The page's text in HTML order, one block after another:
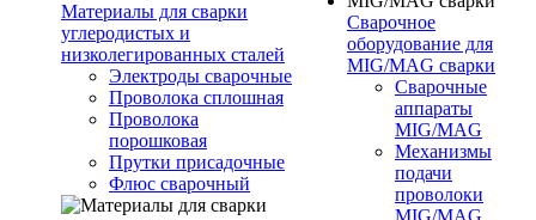
Материалы для сварки
углеродистых и
низколегированных сталей
Электроды сварочные
Проволока сплошная
Проволока
порошковая
Прутки присадочные
Флюс сварочный
Сварочное
оборудование для
MIG/MAG сварки
Сварочные
аппараты
MIG/MAG
Механизмы
подачи
проволоки
MIG/MAG